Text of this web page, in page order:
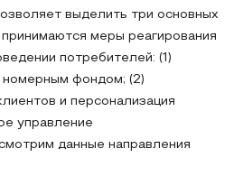
выделить три основных
меры реагирования
потребителей: (1)
номерным фондом; (2)
и персонализация
управление
данные направления